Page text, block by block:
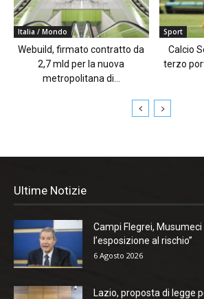
Italia / Mondo
Webuild, firmato contratto da
2,7 mld per la nuova
metropolitana di...
Sport
Calcio
terzo
Ultime Notizie
Campi Flegrei,
l’esposizione al rischio”
6 Agosto 2026
Lazio, proposta di legge